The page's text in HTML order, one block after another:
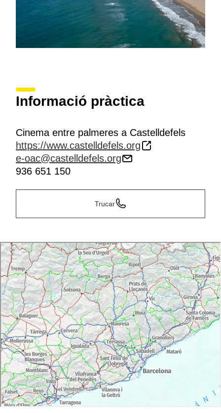
Informació pràctica
Cinema entre palmeres a Castelldefels
https://www.castelldefels.org
e-oac@castelldefels.org
936 651 150
Trucar